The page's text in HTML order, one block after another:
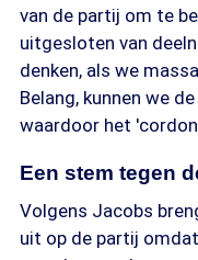
van de partij om te
uitgesloten van
denken, als we
Belang, kunnen we
waardoor het
Een stem tegen
Volgens Jacobs
uit op de partij